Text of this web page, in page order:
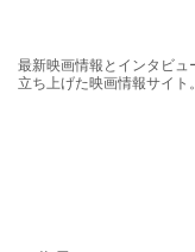
最新映画情報とインタビ
立ち上げた映画情報サイト